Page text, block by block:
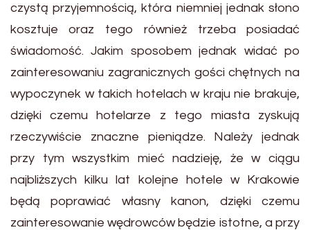
czystą przyjemnością, która niemniej jednak słono
kosztuje oraz tego również trzeba posiadać
świadomość. Jakim sposobem jednak widać po
zainteresowaniu zagranicznych gości chętnych na
wypoczynek w takich hotelach w kraju nie brakuje,
dzięki czemu hotelarze z tego miasta zyskują
rzeczywiście znaczne pieniądze. Należy jednak
przy tym wszystkim mieć nadzieję, że w ciągu
najbliższych kilku lat kolejne hotele w Krakowie
będą poprawiać własny kanon, dzięki czemu
zainteresowanie wędrowców będzie istotne, a przy